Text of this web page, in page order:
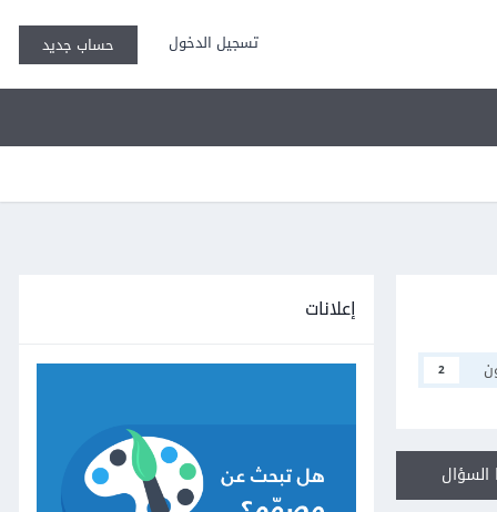
تسجيل الدخول حساب جديد
2
إعلانات